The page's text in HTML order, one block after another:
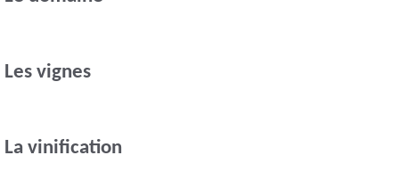
Les vignes
La vinification